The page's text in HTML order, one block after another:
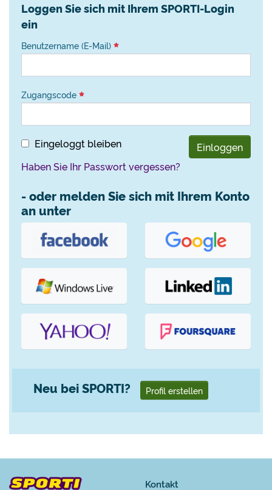
Loggen Sie sich mit Ihrem SPORTI-Login
ein
Benutzername (E-Mail)
Zugangscode
Eingeloggt bleiben
Einloggen
Haben Sie Ihr Passwort vergessen?
- oder melden Sie sich mit Ihrem Konto
an unter
Neu bei SPORTI? Profil erstellen
Kontakt